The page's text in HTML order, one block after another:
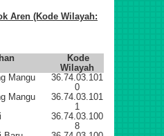
Aren (Kode Wilayah:
Kode
Wilayah
Mangu
36.74.03.101
0
Mangu
36.74.03.101
1
36.74.03.100
8